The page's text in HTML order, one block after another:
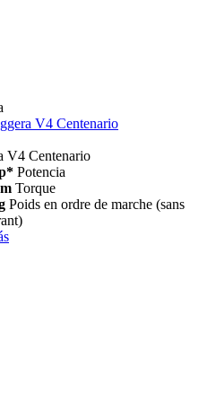
V4 Centenario
V4 Centenario
Potencia
Torque
Poids en ordre de marche (sans